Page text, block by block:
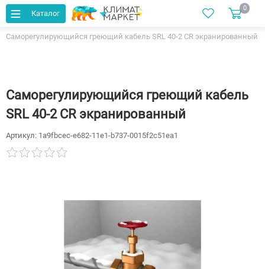
Каталог
0
Главная Каталог
Греющие кабели
Саморегулирующийся греющий кабель SRL 40-2 CR экранированный
Саморегулирующийся греющий кабель
SRL 40-2 CR экранированный
Артикул: 1a9fbcec-e682-11e1-b737-0015f2c51ea1